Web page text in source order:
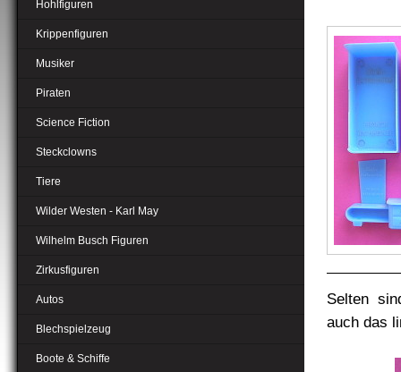
Hohlfiguren
Krippenfiguren
Musiker
Piraten
Science Fiction
Steckclowns
Tiere
Wilder Westen - Karl May
Wilhelm Busch Figuren
Zirkusfiguren
Autos
Blechspielzeug
Boote & Schiffe
Selten
auch das